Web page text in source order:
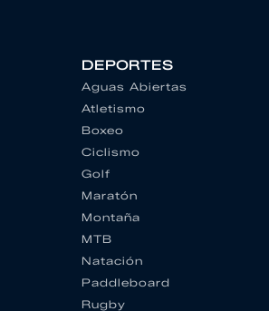
DEPORTES
Aguas Abiertas
Atletismo
Boxeo
Ciclismo
Golf
Maratón
Montaña
MTB
Natación
Paddleboard
Rugby